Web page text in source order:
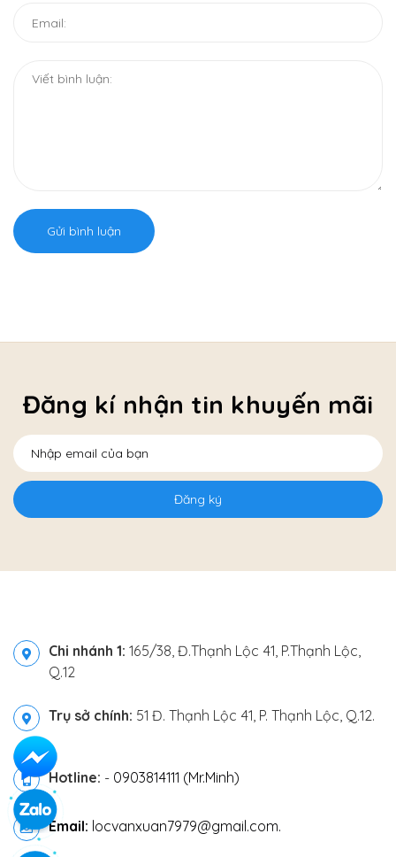
Gửi bình luận
Đăng kí nhận tin khuyến mãi
Đăng ký
Chi nhánh 1: 165/38, Đ.Thạnh Lộc 41, P.Thạnh Lộc,
Q.12
Trụ sở chính: 51 Đ. Thạnh Lộc 41, P. Thạnh Lộc, Q.12.
Hotline: - 0903814111 (Mr.Minh)
Email: locvanxuan7979@gmail.com.